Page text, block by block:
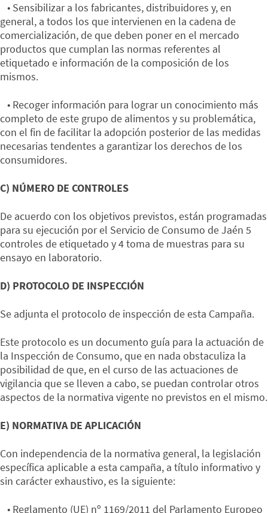
• Sensibilizar a los fabricantes, distribuidores y, en
general, a todos los que intervienen en la cadena de
comercialización, de que deben poner en el mercado
productos que cumplan las normas referentes al
etiquetado e información de la composición de los
mismos.
• Recoger información para lograr un conocimiento más
completo de este grupo de alimentos y su problemática,
con el fin de facilitar la adopción posterior de las medidas
necesarias tendentes a garantizar los derechos de los
consumidores.
C) NÚMERO DE CONTROLES
De acuerdo con los objetivos previstos, están programadas
para su ejecución por el Servicio de Consumo de Jaén 5
controles de etiquetado y 4 toma de muestras para su
ensayo en laboratorio.
D) PROTOCOLO DE INSPECCIÓN
Se adjunta el protocolo de inspección de esta Campaña.
Este protocolo es un documento guía para la actuación de
la Inspección de Consumo, que en nada obstaculiza la
posibilidad de que, en el curso de las actuaciones de
vigilancia que se lleven a cabo, se puedan controlar otros
aspectos de la normativa vigente no previstos en el mismo.
E) NORMATIVA DE APLICACIÓN
Con independencia de la normativa general, la legislación
específica aplicable a esta campaña, a título informativo y
sin carácter exhaustivo, es la siguiente:
• Reglamento (UE) nº 1169/2011 del Parlamento Europeo